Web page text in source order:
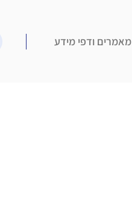
מאמרים ודפי מידע